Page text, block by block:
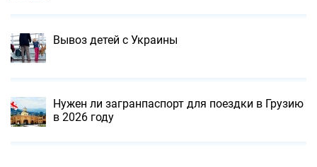
Вывоз детей с Украины
Нужен ли загранпаспорт для поездки в Грузию
в 2026 году